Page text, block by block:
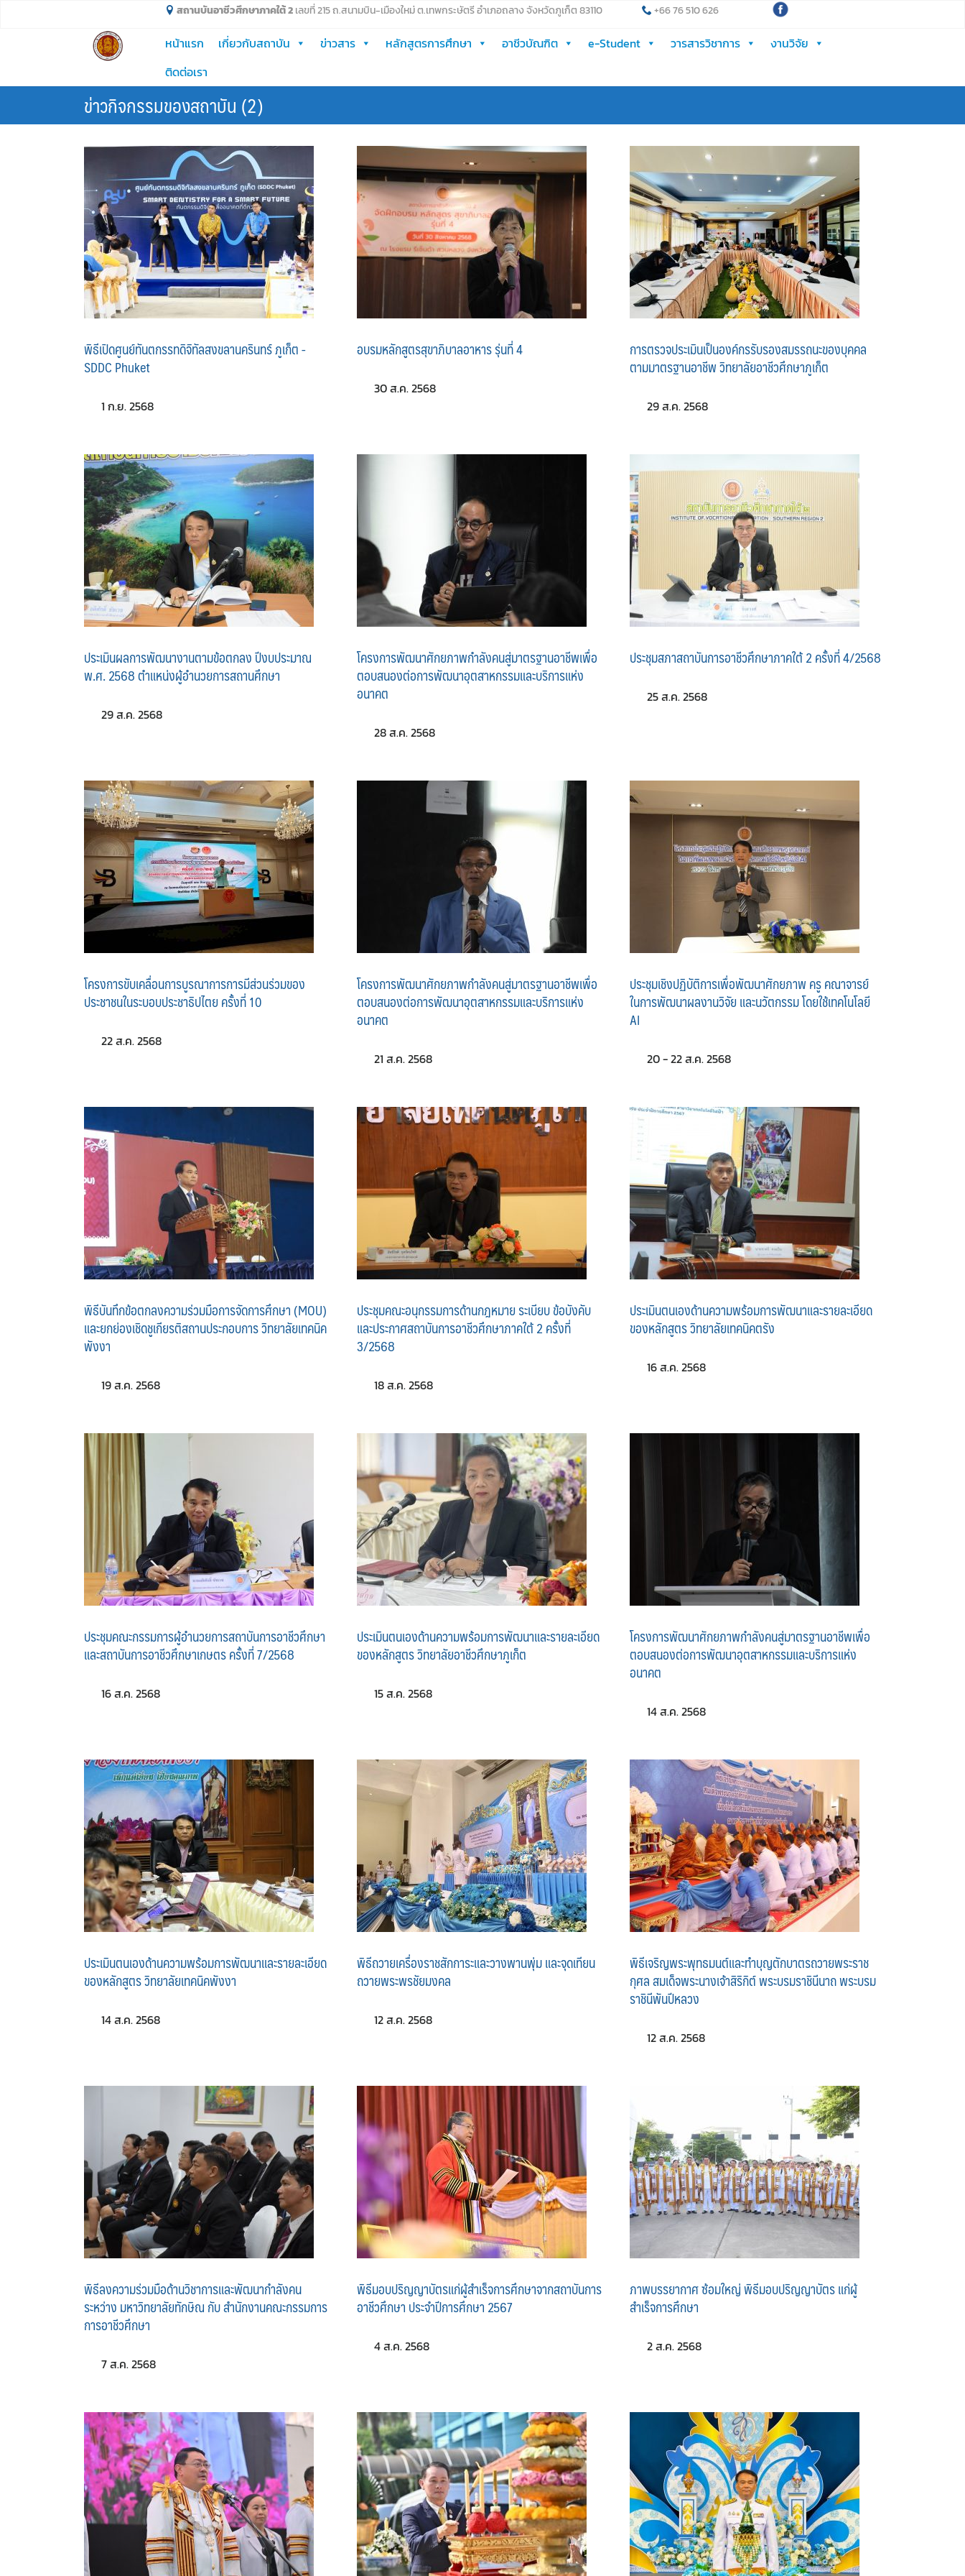
สถานบันอาชีวศึกษาภาคใต้ 2เลขที่ 215 ถ.สนามบิน-เมืองใหม่ ต.เทพกระษัตรี อำเภอถลาง จังหวัดภูเก็ต 83110 +66 76 510 626
หน้าแรก เกี่ยวกับสถาบัน ข่าวสาร หลักสูตรการศึกษา อาชีวบัณฑิต e-Student วารสารวิชาการ
งานวิจัย
ติดต่อเรา
ข่าวกิจกรรมของสถาบัน (2)
พิธีเปิดศูนย์ทันตกรรทดิจิทัลสงขลานครินทร์ ภูเก็ต -
SDDC Phuket
1 ก.ย. 2568
อบรมหลักสูตรสุขาภิบาลอาหาร รุ่นที่ 4
30 ส.ค. 2568
การตรวจประเมินเป็นองค์กรรับรองสมรรถนะของบุคคล
ตามมาตรฐานอาชีพ วิทยาลัยอาชีวศึกษาภูเก็ต
29 ส.ค. 2568
ประเมินผลการพัฒนางานตามข้อตกลง ปีงบประมาณ
พ.ศ. 2568 ตำแหน่งผู้อำนวยการสถานศึกษา
29 ส.ค. 2568
โครงการพัฒนาศักยภาพกำลังคนสู่มาตรฐานอาชีพเพื่อ
ตอบสนองต่อการพัฒนาอุตสาหกรรมและบริการแห่ง
อนาคต
28 ส.ค. 2568
ประชุมสภาสถาบันการอาชีวศึกษาภาคใต้ 2 ครั้งที่ 4/2568
25 ส.ค. 2568
โครงการขับเคลื่อนการบูรณาการการมีส่วนร่วมของ
ประชาชนในระบอบประชาธิปไตย ครั้งที่ 10
22 ส.ค. 2568
โครงการพัฒนาศักยภาพกำลังคนสู่มาตรฐานอาชีพเพื่อ
ตอบสนองต่อการพัฒนาอุตสาหกรรมและบริการแห่ง
อนาคต
21 ส.ค. 2568
ประชุมเชิงปฏิบัติการเพื่อพัฒนาศักยภาพ ครู คณาจารย์
ในการพัฒนาผลงานวิจัย และนวัตกรรม โดยใช้เทคโนโลยี
AI
20 - 22 ส.ค. 2568
พิธีบันทึกข้อตกลงความร่วมมือการจัดการศึกษา (MOU)
และยกย่องเชิดชูเกียรติสถานประกอบการ วิทยาลัยเทคนิค
พังงา
19 ส.ค. 2568
ประชุมคณะอนุกรรมการด้านกฎหมาย ระเบียบ ข้อบังคับ
และประกาศสถาบันการอาชีวศึกษาภาคใต้ 2 ครั้งที่
3/2568
18 ส.ค. 2568
ประเมินตนเองด้านความพร้อมการพัฒนาและรายละเอียด
ของหลักสูตร วิทยาลัยเทคนิคตรัง
16 ส.ค. 2568
ประชุมคณะกรรมการผู้อำนวยการสถาบันการอาชีวศึกษา
และสถาบันการอาชีวศึกษาเกษตร ครั้งที่ 7/2568
16 ส.ค. 2568
ประเมินตนเองด้านความพร้อมการพัฒนาและรายละเอียด
ของหลักสูตร วิทยาลัยอาชีวศึกษาภูเก็ต
15 ส.ค. 2568
โครงการพัฒนาศักยภาพกำลังคนสู่มาตรฐานอาชีพเพื่อ
ตอบสนองต่อการพัฒนาอุตสาหกรรมและบริการแห่ง
อนาคต
14 ส.ค. 2568
ประเมินตนเองด้านความพร้อมการพัฒนาและรายละเอียด
ของหลักสูตร วิทยาลัยเทคนิคพังงา
14 ส.ค. 2568
พิธีถวายเครื่องราชสักการะและวางพานพุ่ม และจุดเทียน
ถวายพระพรชัยมงคล
12 ส.ค. 2568
พิธีเจริญพระพุทธมนต์และทำบุญตักบาตรถวายพระราช
กุศล สมเด็จพระนางเจ้าสิริกิต์ พระบรมราชินีนาถ พระบรม
ราชินีพันปีหลวง
12 ส.ค. 2568
พิธีลงความร่วมมือด้านวิชาการและพัฒนากำลังคน
ระหว่าง มหาวิทยาลัยทักษิณ กับ สำนักงานคณะกรรมการ
การอาชีวศึกษา
7 ส.ค. 2568
พิธีมอบปริญญาบัตรแก่ผู้สำเร็จการศึกษาจากสถาบันการ
อาชีวศึกษา ประจำปีการศึกษา 2567
4 ส.ค. 2568
ภาพบรรยากาศ ซ้อมใหญ่ พิธีมอบปริญญาบัตร แก่ผู้
สำเร็จการศึกษา
2 ส.ค. 2568